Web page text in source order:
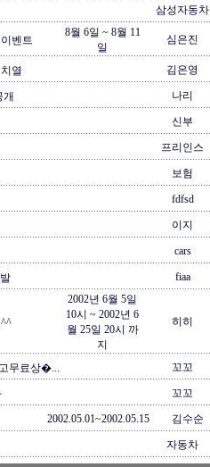
삼성자동차
벤트
8월 6일 ~ 8월 11
일
심은진
열 김은영
개 나리
신부
프리인스
보험
fdfsd
이지
cars
fiaa
2002년 6월 5일
10시 ~ 2002년 6
월 25일 20시 까
지
히히
무료상�... 꼬꼬
꼬꼬
2002.05.01~2002.05.15 김수순
자동차